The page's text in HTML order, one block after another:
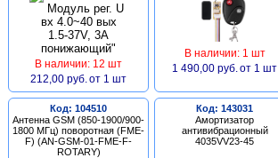
В наличии: 12 шт
212,00 руб. от 1 шт
В наличии: 1 шт
1 490,00 руб. от 1 шт
Код: 104510
Антенна GSM (850-1900/900-
1800 МГц) поворотная (FME-
F) (AN-GSM-01-FME-F-
ROTARY)
Код: 143031
Амортизатор
антивибрационный
4035VV23-45